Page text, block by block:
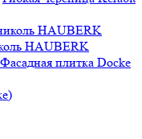
HAUBERK
Фасадная плитка Docke